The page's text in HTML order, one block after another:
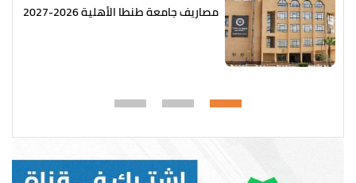
مصاريف جامعة طنطا الأهلية 2026-2027